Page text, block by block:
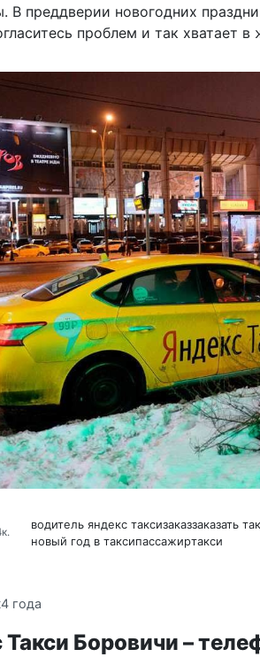
В преддверии новогодних
проблем и так хватает
водитель яндекс таксизаказзаказать
новый год в таксипассажиртакси
4 года
Такси Боровичи –